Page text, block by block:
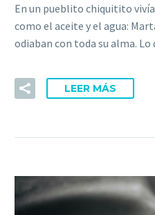
En un pueblito chiquitito
como el aceite y el agua:
odiaban con toda su alma.
LEER MÁS